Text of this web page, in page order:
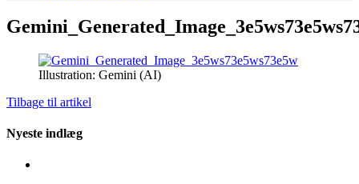
Illustration: Gemini (AI)
Tilbage til artikel
Nyeste indlæg